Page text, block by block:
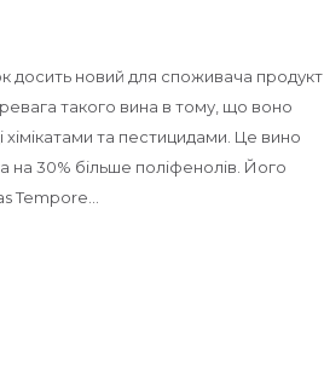
досить новий для споживача продукт
такого вина в тому, що воно
та пестицидами. Це вино
на 30% більше поліфенолів. Його
Tempore…